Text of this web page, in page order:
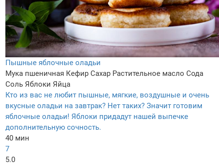
Пышные яблочные оладьи
Мука пшеничная Кефир Сахар Растительное масло Сода
Соль Яблоки Яйца
Кто из вас не любит пышные, мягкие, воздушные и очень
вкусные оладьи на завтрак? Нет таких? Значит готовим
яблочные оладьи! Яблоки придадут нашей выпечке
дополнительную сочность.
40 мин
7
5.0